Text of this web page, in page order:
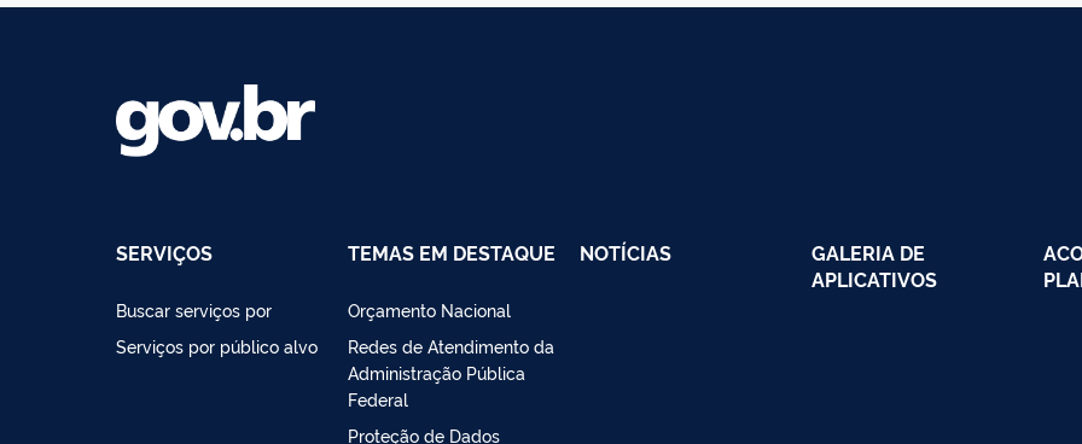
SERVIÇOS
Buscar serviços por
Serviços por público alvo
TEMAS EM DESTAQUE
Orçamento Nacional
Redes de Atendimento da
Administração Pública
Federal
Proteção de Dados
NOTÍCIAS
GALERIA DE
APLICATIVOS